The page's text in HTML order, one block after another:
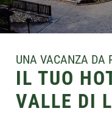
UNA VACANZA DA
IL TUO
VALLE DI